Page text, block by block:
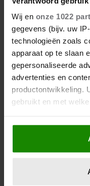
Wij en onze 1022
gegevens (bijv. uw
technologieën zoals
apparaat op te slaan
gepersonaliseerde
advertenties en
productontwikkeling.
gebruikt en met
Als u het toestaat,
Informatie
locatie, die tot
scannen op
7
PETER
HIJ
BIJZIJN